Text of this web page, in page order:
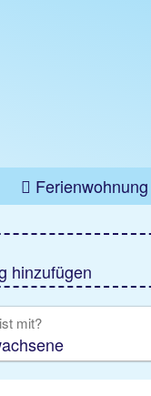
Ferienwohnung
hinzufügen
mit?